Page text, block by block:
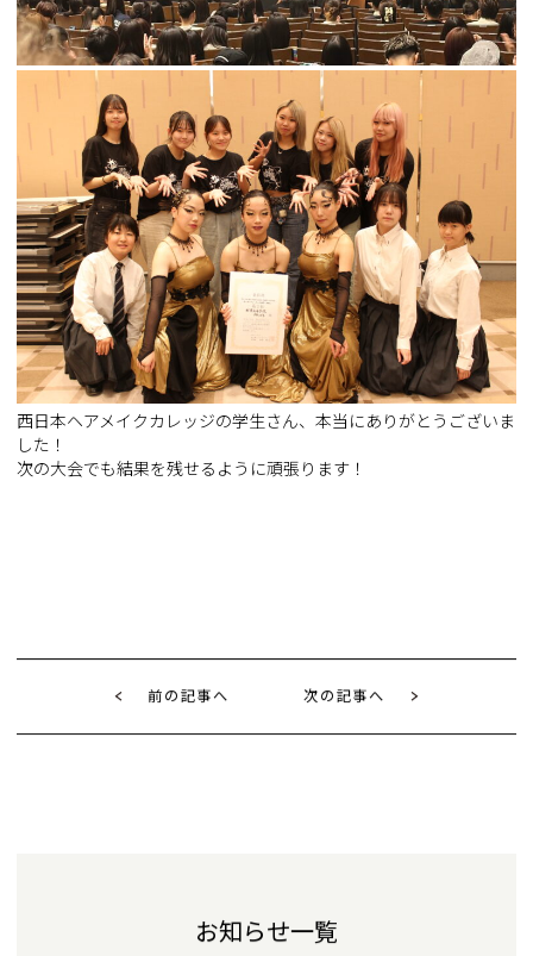
西日本ヘアメイクカレッジの学生さん、本当にありがとうございま
した！
次の大会でも結果を残せるように頑張ります！
前の記事へ 次の記事へ
お知らせ一覧